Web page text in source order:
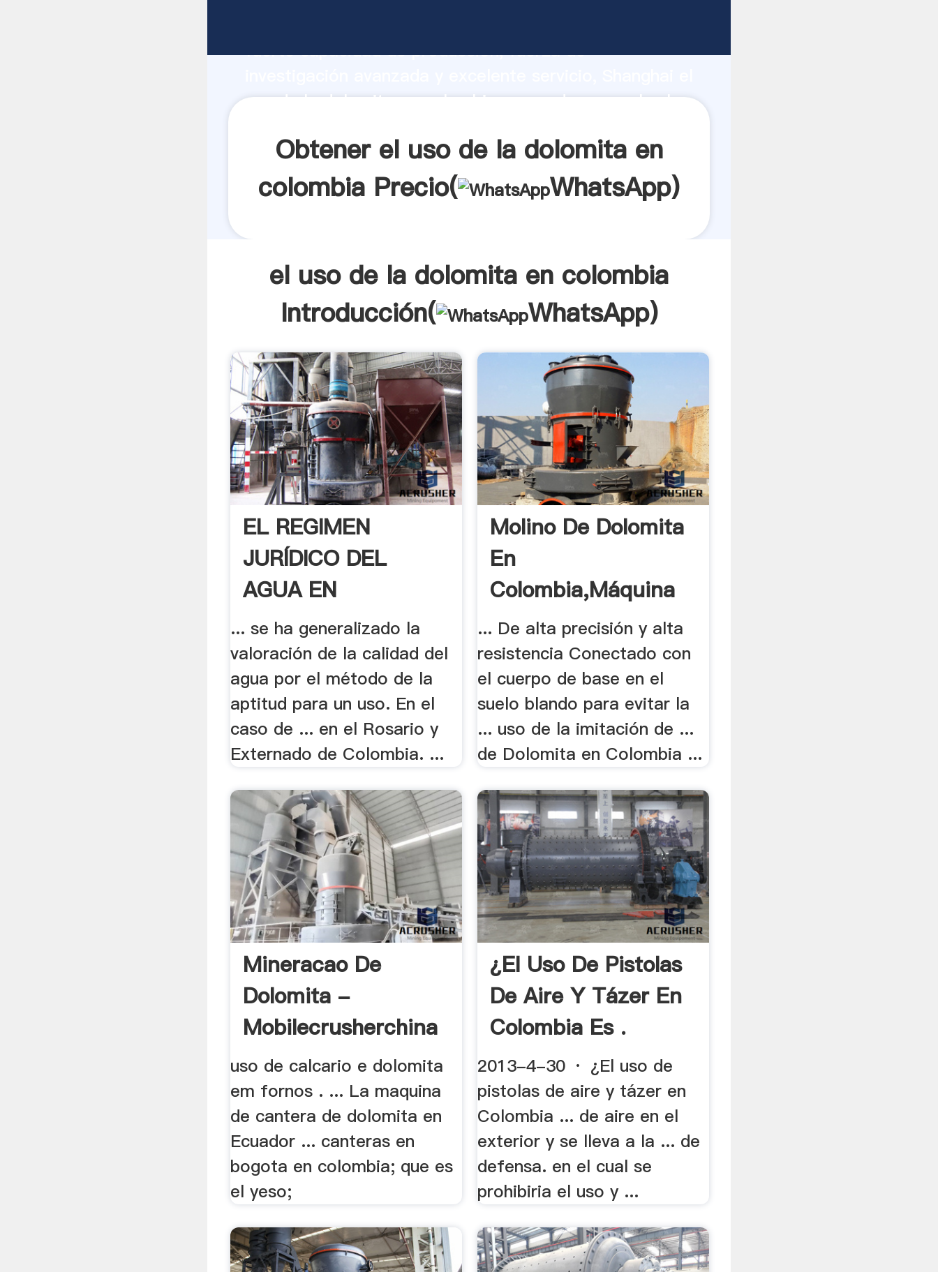
fuerte capacidad de producción, fuerza de
uso de la dolomita en colombia proveedor crea el valor
Obtener el uso de la dolomita en
colombia Precio(
WhatsApp)
el uso de la dolomita en colombia
Introducción(
WhatsApp)
EL REGIMEN
JURÍDICO DEL
AGUA EN
COLOMBIA
... se ha generalizado la
valoración de la calidad del
agua por el método de la
aptitud para un uso. En el
caso de ... en el Rosario y
Externado de Colombia. ...
Molino De Dolomita
En
Colombia,Máquina
De .
... De alta precisión y alta
resistencia Conectado con
el cuerpo de base en el
suelo blando para evitar la
... uso de la imitación de ...
de Dolomita en Colombia ...
Mineracao De
Dolomita -
Mobilecrusherchina
uso de calcario e dolomita
em fornos . ... La maquina
de cantera de dolomita en
Ecuador ... canteras en
bogota en colombia; que es
el yeso;
¿El Uso De Pistolas
De Aire Y Tázer En
Colombia Es .
2013-4-30 · ¿El uso de
pistolas de aire y tázer en
Colombia ... de aire en el
exterior y se lleva a la ... de
defensa. en el cual se
prohibiria el uso y ...